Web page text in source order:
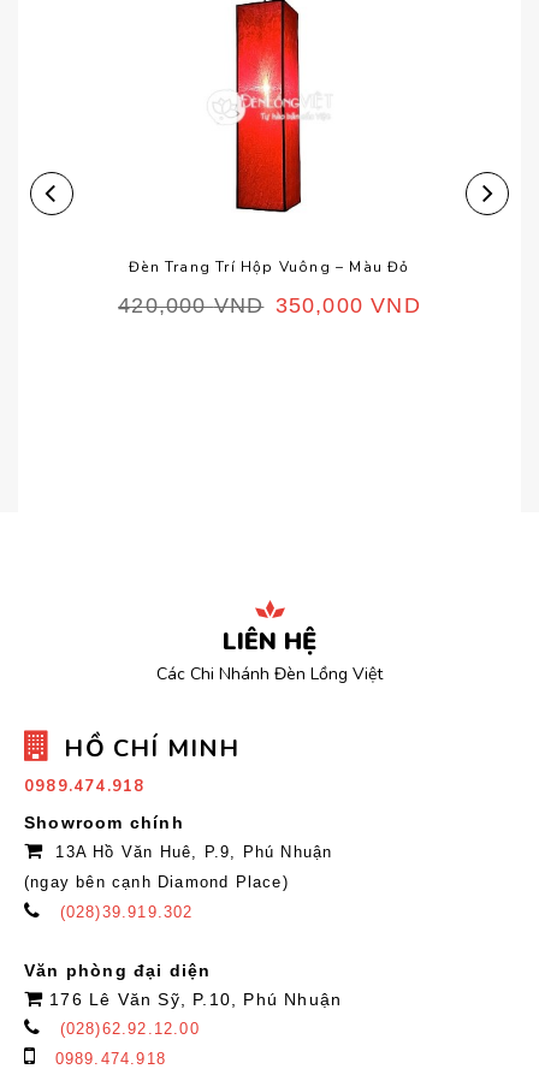
Đèn Trang Trí Hộp Vuông – Màu Đỏ
420,000VND 350,000VND
LIÊN HỆ
Các Chi Nhánh Đèn Lồng Việt
HỒ CHÍ MINH
0989.474.918
Showroom chính
13A Hồ Văn Huê, P.9, Phú Nhuận
(ngay bên cạnh Diamond Place)
(028)39.919.302
Văn phòng đại diện
176 Lê Văn Sỹ, P.10, Phú Nhuận
(028)62.92.12.00
0989.474.918